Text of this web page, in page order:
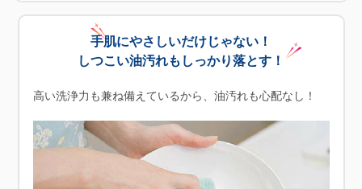
手肌にやさしいだけじゃない！
しつこい油汚れもしっかり落とす！
高い洗浄力も兼ね備えているから、油汚れも心配なし！